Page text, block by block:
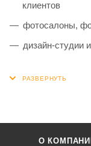
клиентов
фотосалоны,
дизайн-студии
О